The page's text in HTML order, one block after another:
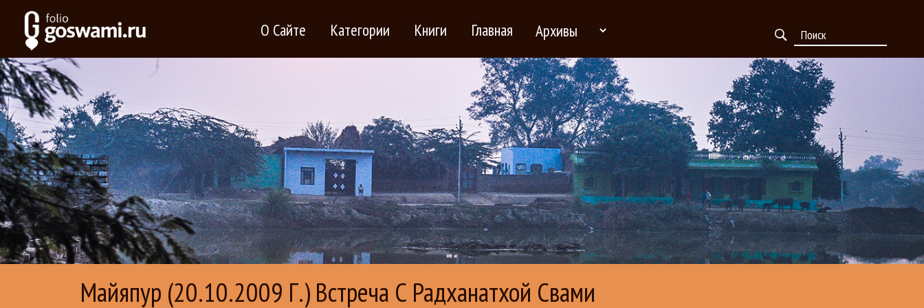
О Сайте Категории Книги Главная
Майяпур (20.10.2009 Г.) Встреча С Радханатхой Свами